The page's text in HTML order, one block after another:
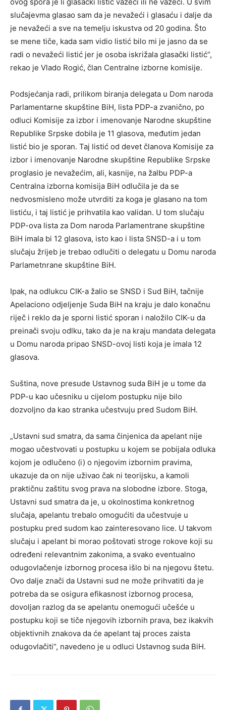
slučajevma glasao sam da je nevažeći i glasaću i dalje da
je nevažeći a sve na temelju iskustva od 20 godina. Što
se mene tiče, kada sam vidio listić bilo mi je jasno da se
radi o nevažeći listić jer je osoba iskrižala glasački listić“,
rekao je Vlado Rogić, član Centralne izborne komisije.
Podsjećanja radi, prilikom biranja delegata u Dom naroda
Parlamentarne skupštine BiH, lista PDP-a zvanično, po
odluci Komisije za izbor i imenovanje Narodne skupštine
Republike Srpske dobila je 11 glasova, međutim jedan
listić bio je sporan. Taj listić od devet članova Komisije za
izbor i imenovanje Narodne skupštine Republike Srpske
proglasio je nevažećim, ali, kasnije, na žalbu PDP-a
Centralna izborna komisija BiH odlučila je da se
nedvosmisleno može utvrditi za koga je glasano na tom
listiću, i taj listić je prihvatila kao validan. U tom slučaju
PDP-ova lista za Dom naroda Parlamentrane skupštine
BiH imala bi 12 glasova, isto kao i lista SNSD-a i u tom
slučaju žrijeb je trebao odlučiti o delegatu u Domu naroda
Parlametnrane skupštine BiH.
Ipak, na odlukcu CIK-a žalio se SNSD i Sud BiH, tačnije
Apelaciono odjeljenje Suda BiH na kraju je dalo konačnu
riječ i reklo da je sporni listić sporan i naložilo CIK-u da
preinači svoju odlku, tako da je na kraju mandata delegata
u Domu naroda pripao SNSD-ovoj listi koja je imala 12
glasova.
Suština, nove presude Ustavnog suda BiH je u tome da
PDP-u kao učesniku u cijelom postupku nije bilo
dozvoljno da kao stranka učestvuju pred Sudom BiH.
„Ustavni sud smatra, da sama činjenica da apelant nije
mogao učestvovati u postupku u kojem se pobijala odluka
kojom je odlučeno (i) o njegovim izbornim pravima,
ukazuje da on nije uživao čak ni teorijsku, a kamoli
praktičnu zaštitu svog prava na slobodne izbore. Stoga,
Ustavni sud smatra da je, u okolnostima konkretnog
slučaja, apelantu trebalo omogućiti da učestvuje u
postupku pred sudom kao zainteresovano lice. U takvom
slučaju i apelant bi morao poštovati stroge rokove koji su
određeni relevantnim zakonima, a svako eventualno
odugovlačenje izbornog procesa išlo bi na njegovu štetu.
Ovo dalje znači da Ustavni sud ne može prihvatiti da je
potreba da se osigura efikasnost izbornog procesa,
dovoljan razlog da se apelantu onemogući učešće u
postupku koji se tiče njegovih izbornih prava, bez ikakvih
objektivnih znakova da će apelant taj proces zaista
odugovlačiti“, navedeno je u odluci Ustavnog suda BiH.